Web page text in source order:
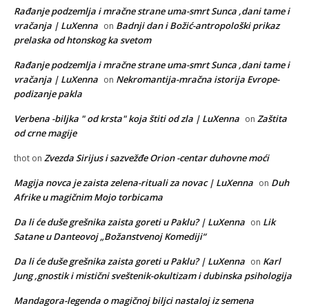
Rađanje podzemlja i mračne strane uma-smrt Sunca ,dani tame i
vračanja | LuXenna on Badnji dan i Božić-antropološki prikaz
prelaska od htonskog ka svetom
Rađanje podzemlja i mračne strane uma-smrt Sunca ,dani tame i
vračanja | LuXenna on Nekromantija-mračna istorija Evrope-
podizanje pakla
Verbena -biljka " od krsta" koja štiti od zla | LuXenna on Zaštita
od crne magije
thot on Zvezda Sirijus i sazvežđe Orion -centar duhovne moći
Magija novca je zaista zelena-rituali za novac | LuXenna on Duh
Afrike u magičnim Mojo torbicama
Da li će duše grešnika zaista goreti u Paklu? | LuXenna on Lik
Satane u Danteovoj „Božanstvenoj Komediji“
Da li će duše grešnika zaista goreti u Paklu? | LuXenna on Karl
Jung ,gnostik i mistični sveštenik-okultizam i dubinska psihologija
Mandagora-legenda o magičnoj biljci nastaloj iz semena